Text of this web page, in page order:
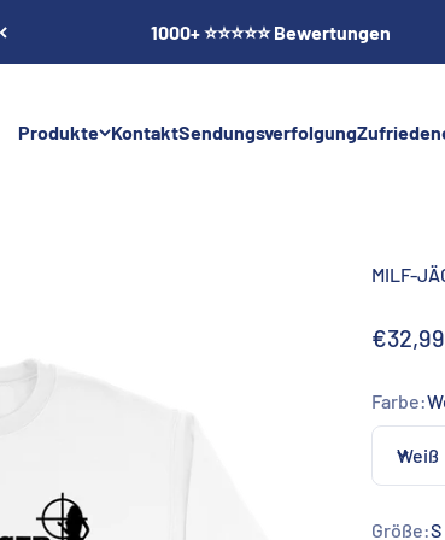
1000+ ⭐⭐⭐⭐⭐ Bewertungen
Produkte KontaktSendungsverfolgung
MILF-
Angebot
€32,99
Farbe:
Weiß
Größe:S